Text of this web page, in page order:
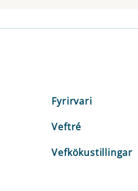
Fyrirvari
Veftré
Vefkökustillingar